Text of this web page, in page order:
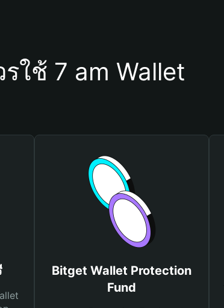
ใช้ 7 am Wallet
Bitget Wallet Protection
Fund